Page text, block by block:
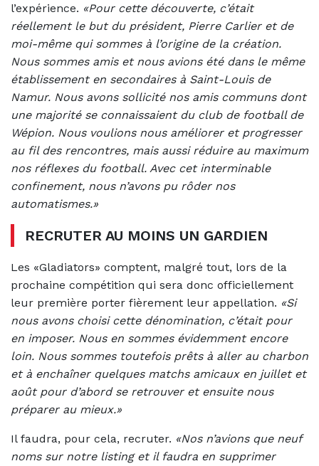
l’expérience. «Pour cette découverte, c’était
réellement le but du président, Pierre Carlier et de
moi-même qui sommes à l’origine de la création.
Nous sommes amis et nous avions été dans le même
établissement en secondaires à Saint-Louis de
Namur. Nous avons sollicité nos amis communs dont
une majorité se connaissaient du club de football de
Wépion. Nous voulions nous améliorer et progresser
au fil des rencontres, mais aussi réduire au maximum
nos réflexes du football. Avec cet interminable
confinement, nous n’avons pu rôder nos
automatismes.»
RECRUTER AU MOINS UN GARDIEN
Les «Gladiators» comptent, malgré tout, lors de la
prochaine compétition qui sera donc officiellement
leur première porter fièrement leur appellation. «Si
nous avons choisi cette dénomination, c’était pour
en imposer. Nous en sommes évidemment encore
loin. Nous sommes toutefois prêts à aller au charbon
et à enchaîner quelques matchs amicaux en juillet et
août pour d’abord se retrouver et ensuite nous
préparer au mieux.»
Il faudra, pour cela, recruter. «Nos n’avions que neuf
noms sur notre listing et il faudra en supprimer